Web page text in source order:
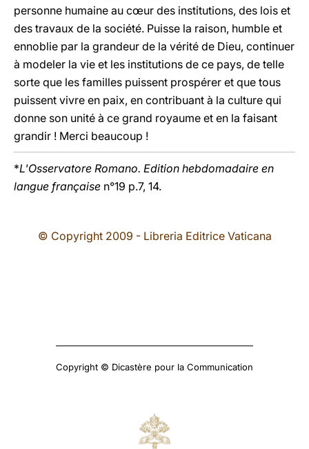
personne humaine au cœur des institutions, des lois et
des travaux de la société. Puisse la raison, humble et
ennoblie par la grandeur de la vérité de Dieu, continuer
à modeler la vie et les institutions de ce pays, de telle
sorte que les familles puissent prospérer et que tous
puissent vivre en paix, en contribuant à la culture qui
donne son unité à ce grand royaume et en la faisant
grandir ! Merci beaucoup !
*L'Osservatore Romano. Edition hebdomadaire en
langue française n°19 p.7, 14.
© Copyright 2009 - Libreria Editrice Vaticana
Copyright © Dicastère pour la Communication